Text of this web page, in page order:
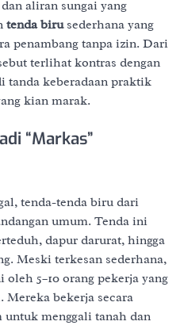
aliran sungai yang
tenda birusederhana yang
penambang tanpa izin. Dari
terlihat kontras dengan
tanda keberadaan praktik
kian marak.
“Markas”
tenda-tenda biru dari
umum. Tenda ini
dapur darurat, hingga
Meski terkesan sederhana,
5–10 orang pekerja yang
Mereka bekerja secara
untuk menggali tanah dan